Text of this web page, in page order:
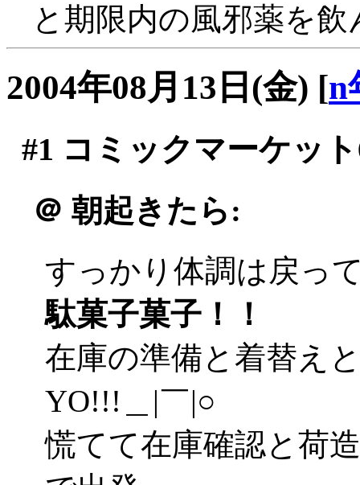
と期限内の風邪薬を
2004年08月13日(金) [n
#1 コミックマーケッ
＠ 朝起きたら:
すっかり体調は戻っ
駄菓子菓子！！
在庫の準備と着替え
YO!!!＿|￣|○
慌てて在庫確認と荷